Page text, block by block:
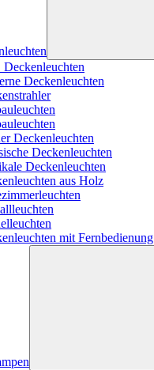
Deckenleuchten
Deckenleuchten
Deckenleuchten
Deckenleuchten
aus Holz
mit Fernbedienung